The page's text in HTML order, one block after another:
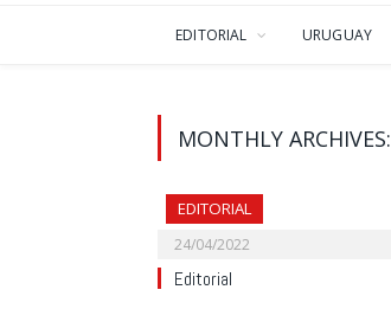
EDITORIAL URUGUAY
MONTHLY ARCHIVES:
EDITORIAL
24/04/2022
Editorial